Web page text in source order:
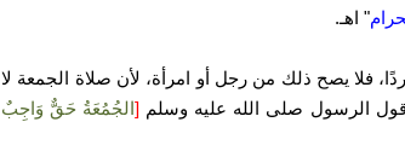
" اهـ.
فلا يصح ذلك من رجل أو امرأة، لأن صلاة الجمعة لا
الرسول صلى الله عليه وسلم [الجُمُعَةُ حَقٌّ وَاجِبٌ